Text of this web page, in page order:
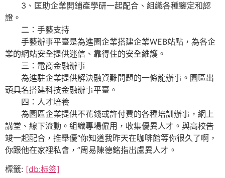
3、匡助企業開鋪產學研一起配合、組織各種鑒定和認
證。
二：手藝支持
手藝辦事平臺是為進園企業搭建企業WEB站點，為各企
業的網站安全提供迷信、靠得住的安全維護。
三：電商金融辦事
為進駐企業提供解決融資難問題的一條龍辦事。園區出
頭具名搭建科技金融辦事平臺。
四：人才培養
為園區企業提供不花錢或許付費的各種培訓辦事，網上
講堂、線下流動。組織專場僱用，收集優異人才。與高校告
竣一起配合，推舉優“你知道我昨天在咖啡館等你很久了啊，
你跟他在家裡私會，”周易陳德銘指出盧異人才。
標籤: [db:标签]